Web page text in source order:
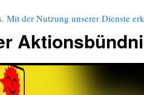
Mit der Nutzung unserer Dienste